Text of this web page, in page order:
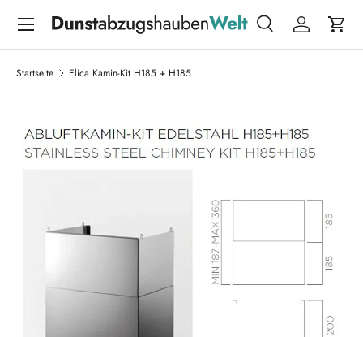
DIREKT ZUM INHALT
Suchen
SucheEinloggen
Menü
Startseite Elica Kamin-Kit H185 + H185
ZU PRODUKTINFORMATIONEN SPRINGEN